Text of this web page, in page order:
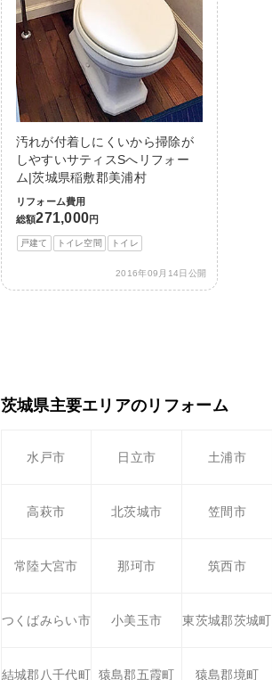
汚れが付着しにくいから掃除が
しやすいサティスSへリフォー
ム|茨城県稲敷郡美浦村
リフォーム費用
総額271,000円
戸建て トイレ空間 トイレ
2016年09月14日公開
茨城県主要エリアのリフォーム
水戸市 日立市 土浦市
高萩市 北茨城市 笠間市
常陸大宮市 那珂市 筑西市
つくばみらい市 小美玉市 東茨城郡茨城町
結城郡八千代町 猿島郡五霞町 猿島郡境町